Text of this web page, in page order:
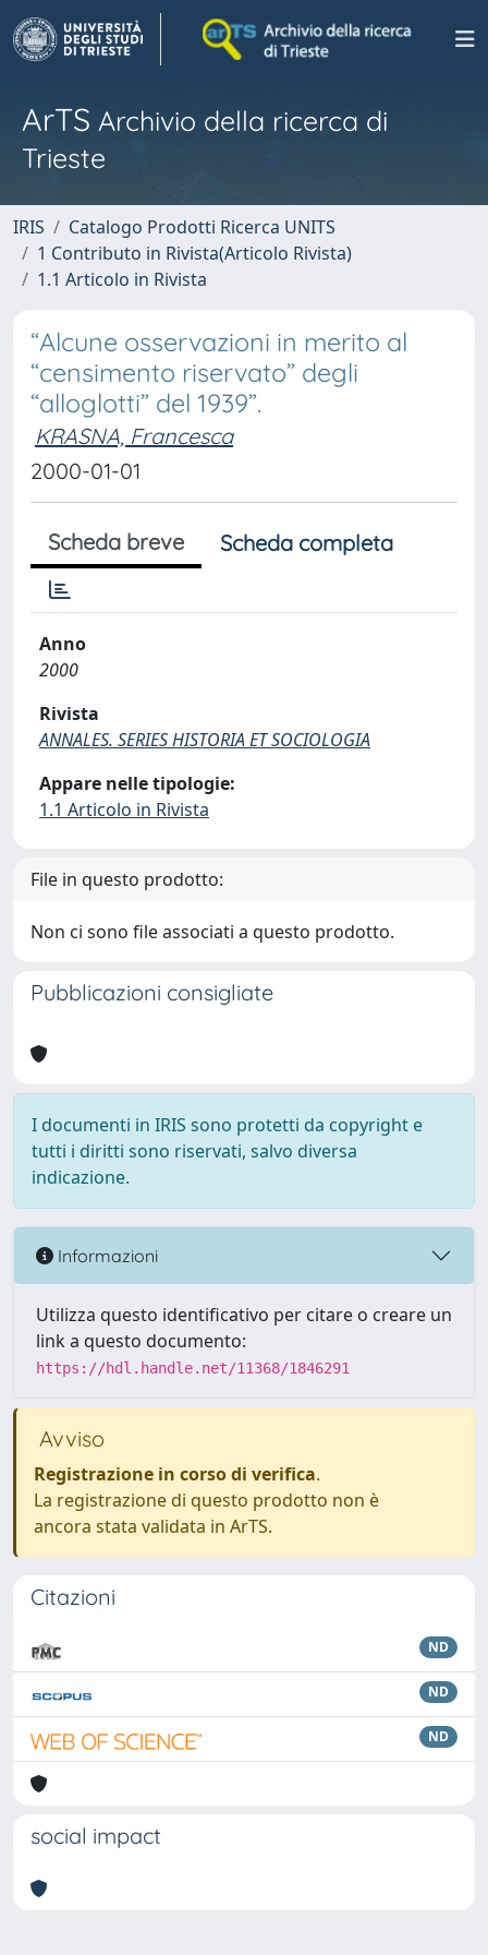
ArTS Archivio della ricerca di
Trieste
IRIS
Catalogo Prodotti Ricerca UNITS
1 Contributo in Rivista(Articolo Rivista)
1.1 Articolo in Rivista
“Alcune osservazioni in merito al
“censimento riservato” degli
“alloglotti” del 1939”.
KRASNA, Francesca
2000-01-01
Scheda breve Scheda completa
Anno
2000
Rivista
ANNALES. SERIES HISTORIA ET SOCIOLOGIA
Appare nelle tipologie:
1.1 Articolo in Rivista
File in questo prodotto:
Non ci sono file associati a questo prodotto.
Pubblicazioni consigliate
I documenti in IRIS sono protetti da copyright e
tutti i diritti sono riservati, salvo diversa
indicazione.
Informazioni
Utilizza questo identificativo per citare o creare un
link a questo documento:
https://hdl.handle.net/11368/1846291
Avviso
Registrazione in corso di verifica.
La registrazione di questo prodotto non è
ancora stata validata in ArTS.
Citazioni
ND
ND
ND
social impact